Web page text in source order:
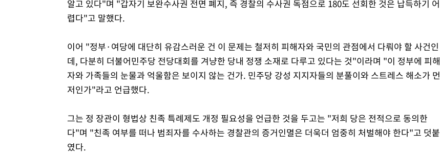
알고 있다"며 "갑자기 보완수사권 전면 폐지, 즉 경찰의 수사권 독점으로 180도 선회한 것은 납득하기 어
렵다"고 말했다.
이어 "정부·여당에 대단히 유감스러운 건 이 문제는 철저히 피해자와 국민의 관점에서 다뤄야 할 사건인
데, 다분히 더불어민주당 전당대회를 겨냥한 당내 정쟁 소재로 다루고 있다는 것"이라며 "이 정부에 피해
자와 가족들의 눈물과 억울함은 보이지 않는 건가. 민주당 강성 지지자들의 분풀이와 스트레스 해소가 먼
저인가"라고 언급했다.
그는 정 장관이 형법상 친족 특례제도 개정 필요성을 언급한 것을 두고는 "저희 당은 전적으로 동의한
다"며 "친족 여부를 떠나 범죄자를 수사하는 경찰관의 증거인멸은 더욱더 엄중히 처벌해야 한다"고 덧붙
였다.